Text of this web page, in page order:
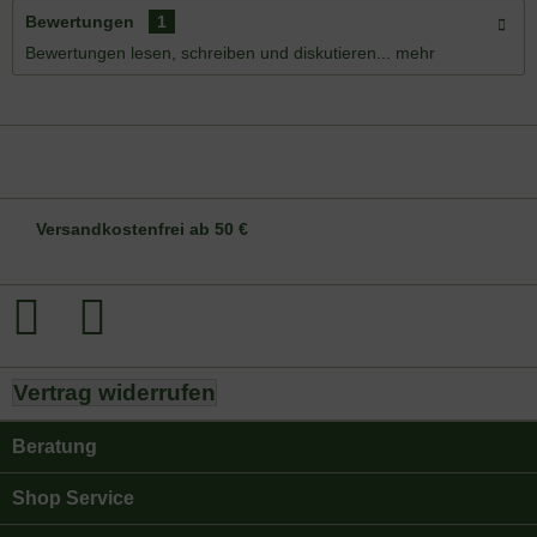
Bewertungen
1
Bewertungen lesen, schreiben und diskutieren...
mehr
Versandkostenfrei ab 50 €
Vertrag widerrufen
Beratung
Shop Service